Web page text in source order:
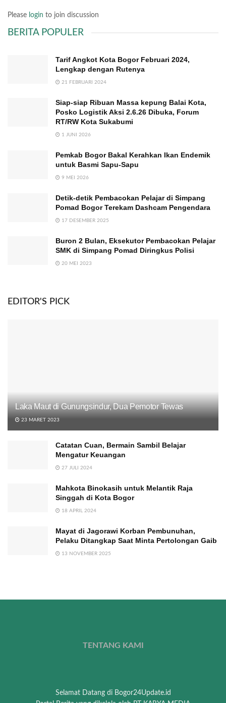
Please login to join discussion
BERITA POPULER
Tarif Angkot Kota Bogor Februari 2024,
Lengkap dengan Rutenya
21 FEBRUARI 2024
Siap-siap Ribuan Massa kepung Balai Kota,
Posko Logistik Aksi 2.6.26 Dibuka, Forum
RT/RW Kota Sukabumi
1 JUNI 2026
Pemkab Bogor Bakal Kerahkan Ikan Endemik
untuk Basmi Sapu-Sapu
9 MEI 2026
Detik-detik Pembacokan Pelajar di Simpang
Pomad Bogor Terekam Dashcam Pengendara
17 DESEMBER 2025
Buron 2 Bulan, Eksekutor Pembacokan Pelajar
SMK di Simpang Pomad Diringkus Polisi
20 MEI 2023
EDITOR'S PICK
Laka Maut di Gunungsindur, Dua Pemotor Tewas
23 MARET 2023
Catatan Cuan, Bermain Sambil Belajar
Mengatur Keuangan
27 JULI 2024
Mahkota Binokasih untuk Melantik Raja
Singgah di Kota Bogor
18 APRIL 2024
Mayat di Jagorawi Korban Pembunuhan,
Pelaku Ditangkap Saat Minta Pertolongan Gaib
13 NOVEMBER 2025
TENTANG KAMI
Selamat Datang di Bogor24Update.id